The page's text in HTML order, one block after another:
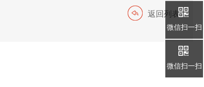
返回列表
微信扫一扫
微信扫一扫